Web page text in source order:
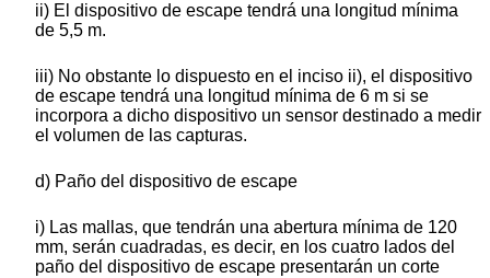
ii) El dispositivo de escape tendrá una longitud mínima
de 5,5 m.
iii) No obstante lo dispuesto en el inciso ii), el dispositivo
de escape tendrá una longitud mínima de 6 m si se
incorpora a dicho dispositivo un sensor destinado a medir
el volumen de las capturas.
d) Paño del dispositivo de escape
i) Las mallas, que tendrán una abertura mínima de 120
mm, serán cuadradas, es decir, en los cuatro lados del
paño del dispositivo de escape presentarán un corte